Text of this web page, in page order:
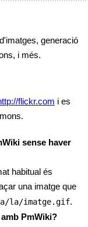
generació
i més.
flickr.com i es
sense haver
habitual és
una imatge que
a/la/imatge.gif.
PmWiki?